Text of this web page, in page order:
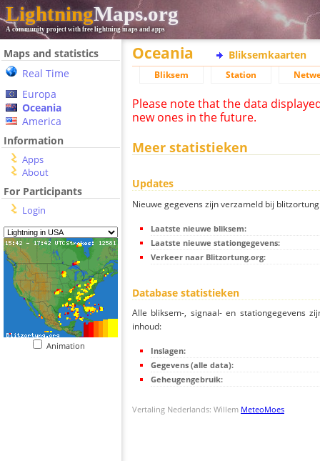
LightningMaps.org
A community project with free lightning maps and apps
Maps and statistics
Real Time
Europa
Oceania
America
Information
Apps
About
For Participants
Login
Animation
Oceania Bliksemkaarten
Bliksem Station
Please note that the data
new ones in the future.
Meer statistieken
Updates
Nieuwe gegevens zijn verzameld bij
Laatste nieuwe bliksem:
Laatste nieuwe stationgegevens:
Verkeer naar Blitzortung.org:
Database statistieken
Alle bliksem-, signaal- en stationgegevens
inhoud:
Inslagen:
Gegevens (alle data):
Geheugengebruik:
Vertaling Nederlands: Willem MeteoMoes